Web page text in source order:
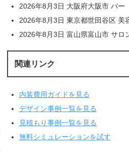
2026年8月3日 大阪府大阪市 バー
2026年8月3日 東京都世田谷区 美
2026年8月3日 富山県富山市 サロ
関連リンク
内装費用ガイドを見る
デザイン事例一覧を見る
見積もり事例一覧を見る
無料シミュレーションを試す